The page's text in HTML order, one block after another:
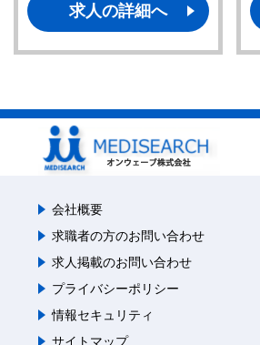
求人の詳細へ
会社概要
求職者の方のお問い合わせ
求人掲載のお問い合わせ
プライバシーポリシー
情報セキュリティ
サイトマップ